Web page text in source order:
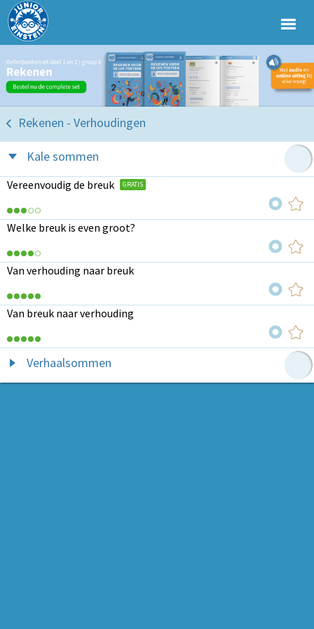
Rekenen - Verhoudingen
Kale sommen
Vereenvoudig de breuk GRATIS
Welke breuk is even groot?
Van verhouding naar breuk
Van breuk naar verhouding
Verhaalsommen